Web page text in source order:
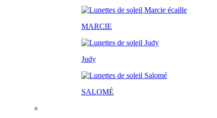
MARCIE
Judy
SALOMÉ